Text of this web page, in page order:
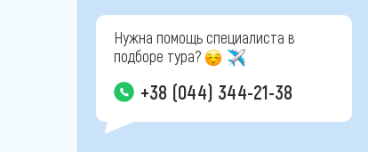
Нужна помощь специалиста в
подборе тура?
+38 (044) 344-21-38